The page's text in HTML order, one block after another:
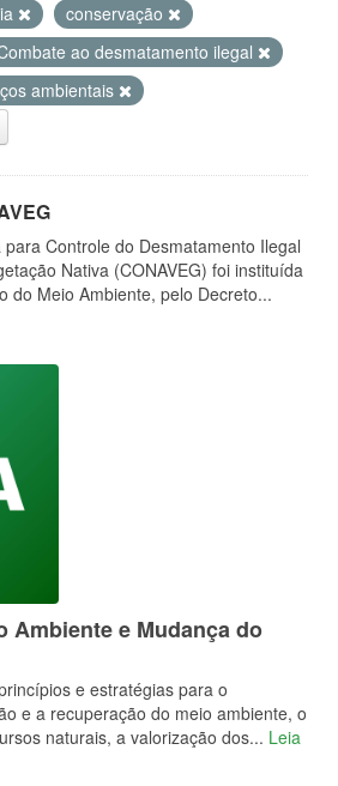
conservação
ao desmatamento ilegal
ambientais
Controle do Desmatamento Ilegal
Nativa (CONAVEG) foi instituída
do Meio Ambiente, pelo Decreto...
Ambiente e Mudança do
e estratégias para o
e a recuperação do meio ambiente, o
naturais, a valorização dos... Leia